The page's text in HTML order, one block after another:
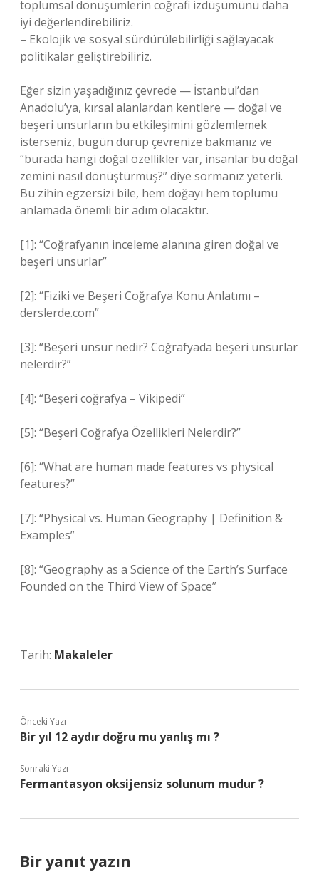
toplumsal dönüşümlerin coğrafi izdüşümünü daha
iyi değerlendirebiliriz.
– Ekolojik ve sosyal sürdürülebilirliği sağlayacak
politikalar geliştirebiliriz.
Eğer sizin yaşadığınız çevrede — İstanbul’dan
Anadolu’ya, kırsal alanlardan kentlere — doğal ve
beşeri unsurların bu etkileşimini gözlemlemek
isterseniz, bugün durup çevrenize bakmanız ve
“burada hangi doğal özellikler var, insanlar bu doğal
zemini nasıl dönüştürmüş?” diye sormanız yeterli.
Bu zihin egzersizi bile, hem doğayı hem toplumu
anlamada önemli bir adım olacaktır.
[1]: “Coğrafyanın inceleme alanına giren doğal ve
beşeri unsurlar”
[2]: “Fiziki ve Beşeri Coğrafya Konu Anlatımı –
derslerde.com”
[3]: “Beşeri unsur nedir? Coğrafyada beşeri unsurlar
nelerdir?”
[4]: “Beşeri coğrafya – Vikipedi”
[5]: “Beşeri Coğrafya Özellikleri Nelerdir?”
[6]: “What are human made features vs physical
features?”
[7]: “Physical vs. Human Geography | Definition &
Examples”
[8]: “Geography as a Science of the Earth’s Surface
Founded on the Third View of Space”
Tarih: Makaleler
Önceki Yazı
Bir yıl 12 aydır doğru mu yanlış mı ?
Sonraki Yazı
Fermantasyon oksijensiz solunum mudur ?
Bir yanıt yazın